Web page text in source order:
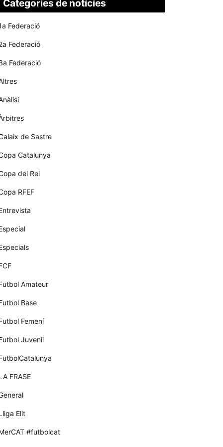
Categories de notícies
Federació
Federació
Federació
de Sastre
Catalunya
del Rei
RFEF
Amateur
Base
Femení
Juvenil
FRASE
Elit
#futbolcat